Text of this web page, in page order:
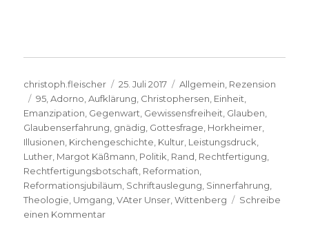
Autor
christoph.fleischer
Veröffentlicht
am
25. Juli 2017 Kategorien
Allgemein, Rezension
Schlagwörter
95,Adorno,Aufklärung, Christophersen, Einheit,
Emanzipation, Gegenwart, Gewissensfreiheit, Glauben,
Glaubenserfahrung, gnädig, Gottesfrage, Horkheimer,
Illusionen, Kirchengeschichte, Kultur, Leistungsdruck,
Luther, Margot Käßmann, Politik, Rand, Rechtfertigung,
Rechtfertigungsbotschaft, Reformation,
Reformationsjubiläum, Schriftauslegung, Sinnerfahrung,
Theologie, Umgang,VAter Unser,Wittenberg
Schreibe
einen Kommentarzu